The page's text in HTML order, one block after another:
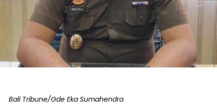
Bali Tribune/Gde Eka Sumahendra